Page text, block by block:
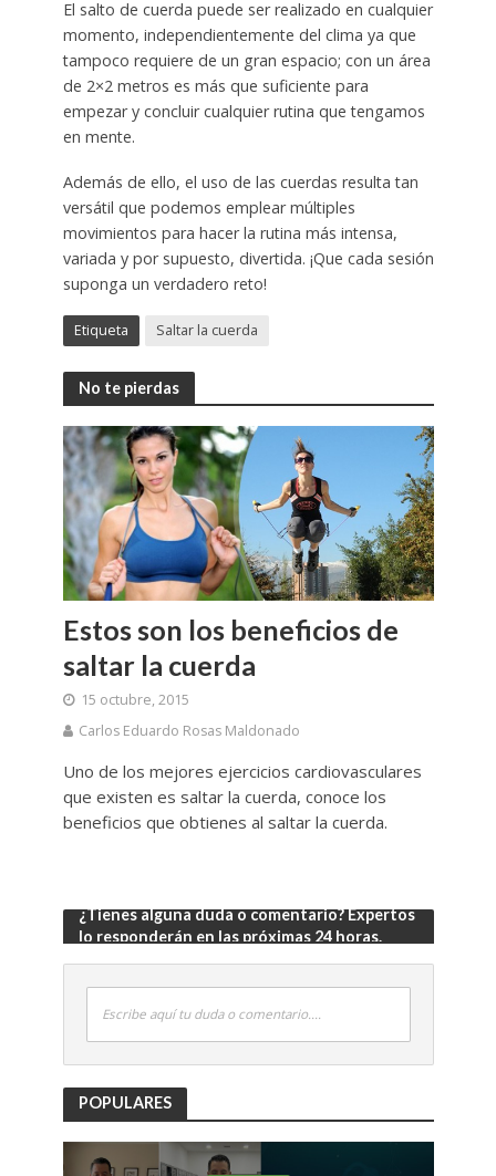
El salto de cuerda puede ser realizado en cualquier
momento, independientemente del clima ya que
tampoco requiere de un gran espacio; con un área
de 2×2 metros es más que suficiente para
empezar y concluir cualquier rutina que tengamos
en mente.
Además de ello, el uso de las cuerdas resulta tan
versátil que podemos emplear múltiples
movimientos para hacer la rutina más intensa,
variada y por supuesto, divertida. ¡Que cada sesión
suponga un verdadero reto!
Etiqueta Saltar la cuerda
No te pierdas
Estos son los beneficios de
saltar la cuerda
15 octubre, 2015
Carlos Eduardo Rosas Maldonado
Uno de los mejores ejercicios cardiovasculares
que existen es saltar la cuerda, conoce los
beneficios que obtienes al saltar la cuerda.
¿Tienes alguna duda o comentario? Expertos
lo responderán en las próximas 24 horas.
Escribe aquí tu duda o comentario....
POPULARES